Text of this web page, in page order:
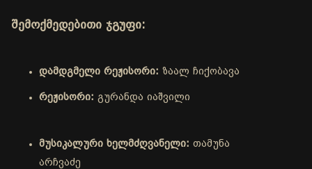
შემოქმედებითი ჯგუფი:
დამდგმელი რეჟისორი: ზაალ ჩიქობავა
რეჟისორი: გურანდა იაშვილი
მუსიკალური ხელმძღვანელი: თამუნა
არჩვაძე